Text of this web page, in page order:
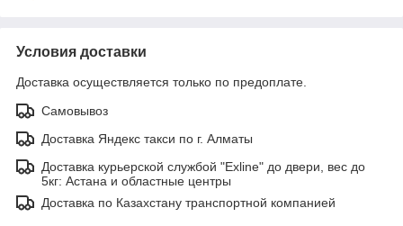
Условия доставки
Доставка осуществляется только по предоплате.
Самовывоз
Доставка Яндекс такси по г. Алматы
Доставка курьерской службой "Exline" до двери, вес до
5кг: Астана и областные центры
Доставка по Казахстану транспортной компанией